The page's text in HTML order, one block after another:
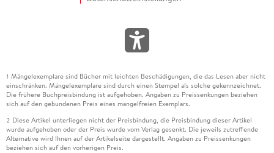
1 Mängelexemplare sind Bücher mit leichten Beschädigungen, die das Lesen aber nicht
einschränken. Mängelexemplare sind durch einen Stempel als solche gekennzeichnet.
Die frühere Buchpreisbindung ist aufgehoben. Angaben zu Preissenkungen beziehen
sich auf den gebundenen Preis eines mangelfreien Exemplars.
2 Diese Artikel unterliegen nicht der Preisbindung, die Preisbindung dieser Artikel
wurde aufgehoben oder der Preis wurde vom Verlag gesenkt. Die jeweils zutreffende
Alternative wird Ihnen auf der Artikelseite dargestellt. Angaben zu Preissenkungen
beziehen sich auf den vorherigen Preis.